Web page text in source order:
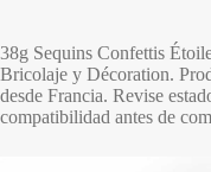
38g Sequins Confettis
Bricolaje y Décoration.
desde Francia. Revise
compatibilidad antes de